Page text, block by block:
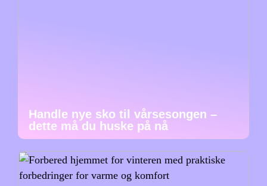
Handle nye sko til vårsesongen –
dette må du huske på nå